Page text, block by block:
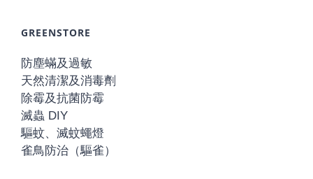
GREENSTORE
防塵蟎及過敏
天然清潔及消毒劑
除霉及抗菌防霉
滅蟲 DIY
驅蚊、滅蚊蠅燈
雀鳥防治（驅雀）